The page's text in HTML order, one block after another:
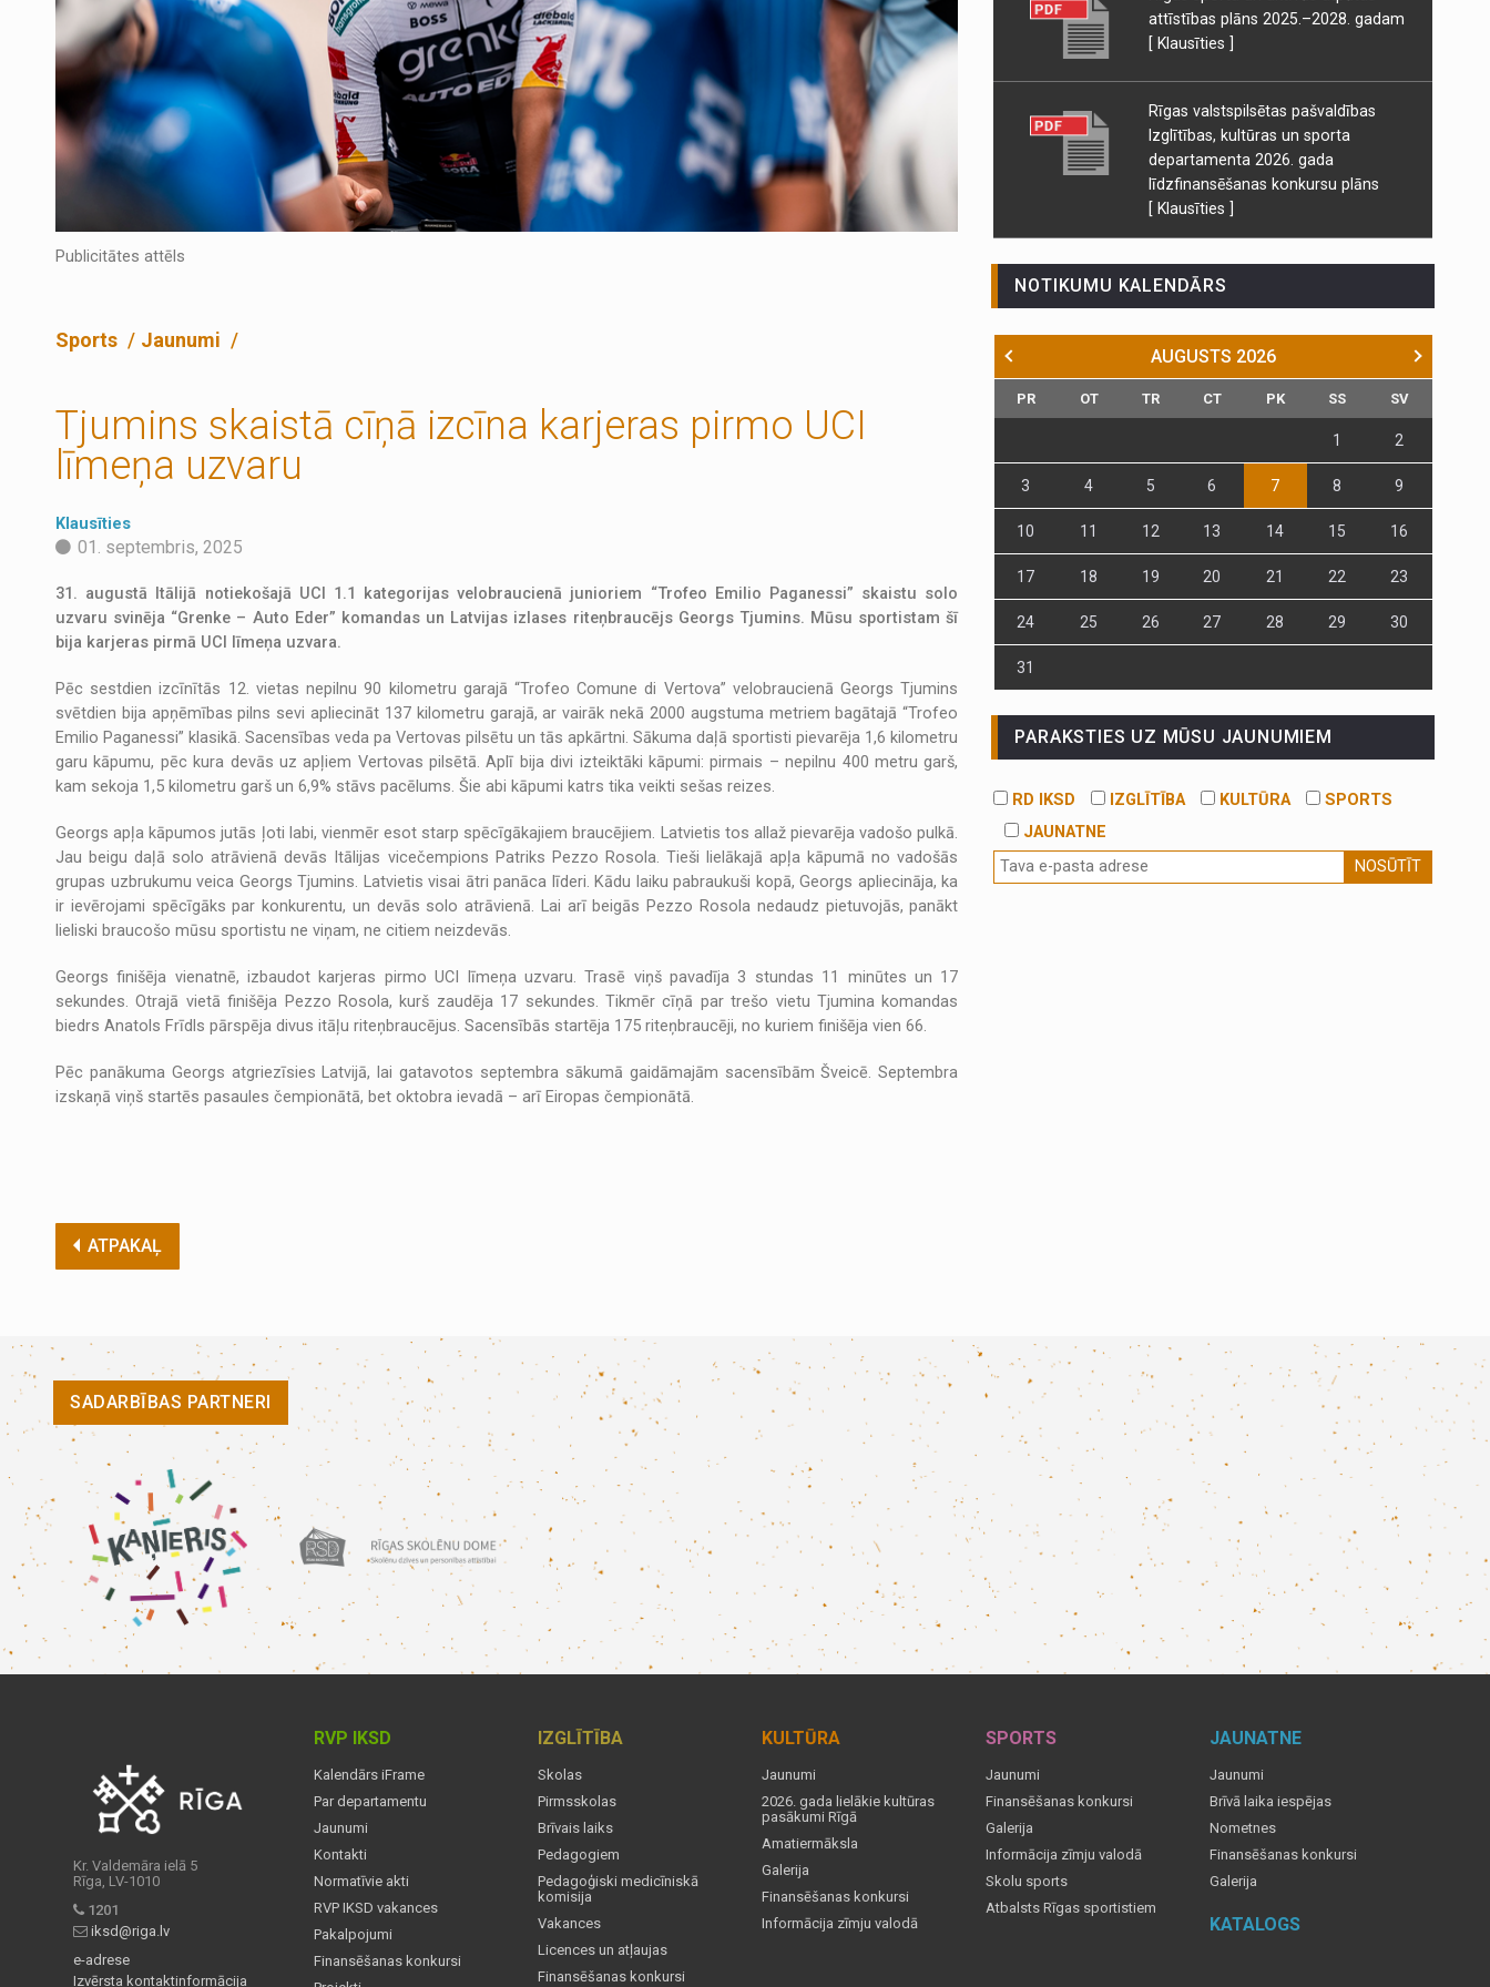
Publicitātes attēls
Sports Jaunumi
Tjumins skaistā cīņā izcīna karjeras pirmo UCI
līmeņa uzvaru
Klausīties
01. septembris, 2025
31. augustā Itālijā notiekošajā UCI 1.1 kategorijas velobraucienā junioriem “Trofeo Emilio Paganessi” skaistu solo
uzvaru svinēja “Grenke – Auto Eder” komandas un Latvijas izlases riteņbraucējs Georgs Tjumins. Mūsu sportistam šī
bija karjeras pirmā UCI līmeņa uzvara.
Pēc sestdien izcīnītās 12. vietas nepilnu 90 kilometru garajā “Trofeo Comune di Vertova” velobraucienā Georgs Tjumins
svētdien bija apņēmības pilns sevi apliecināt 137 kilometru garajā, ar vairāk nekā 2000 augstuma metriem bagātajā “Trofeo
Emilio Paganessi” klasikā. Sacensības veda pa Vertovas pilsētu un tās apkārtni. Sākuma daļā sportisti pievarēja 1,6 kilometru
garu kāpumu, pēc kura devās uz apļiem Vertovas pilsētā. Aplī bija divi izteiktāki kāpumi: pirmais – nepilnu 400 metru garš,
kam sekoja 1,5 kilometru garš un 6,9% stāvs pacēlums. Šie abi kāpumi katrs tika veikti sešas reizes.
Georgs apļa kāpumos jutās ļoti labi, vienmēr esot starp spēcīgākajiem braucējiem. Latvietis tos allaž pievarēja vadošo pulkā.
Jau beigu daļā solo atrāvienā devās Itālijas vicečempions Patriks Pezzo Rosola. Tieši lielākajā apļa kāpumā no vadošās
grupas uzbrukumu veica Georgs Tjumins. Latvietis visai ātri panāca līderi. Kādu laiku pabraukuši kopā, Georgs apliecināja, ka
ir ievērojami spēcīgāks par konkurentu, un devās solo atrāvienā. Lai arī beigās Pezzo Rosola nedaudz pietuvojās, panākt
lieliski braucošo mūsu sportistu ne viņam, ne citiem neizdevās.
Georgs finišēja vienatnē, izbaudot karjeras pirmo UCI līmeņa uzvaru. Trasē viņš pavadīja 3 stundas 11 minūtes un 17
sekundes. Otrajā vietā finišēja Pezzo Rosola, kurš zaudēja 17 sekundes. Tikmēr cīņā par trešo vietu Tjumina komandas
biedrs Anatols Frīdls pārspēja divus itāļu riteņbraucējus. Sacensībās startēja 175 riteņbraucēji, no kuriem finišēja vien 66.
Pēc panākuma Georgs atgriezīsies Latvijā, lai gatavotos septembra sākumā gaidāmajām sacensībām Šveicē. Septembra
izskaņā viņš startēs pasaules čempionātā, bet oktobra ievadā – arī Eiropas čempionātā.
ATPAKAĻ
attīstības plāns 2025.–2028. gadam
[ Klausīties ]
Rīgas valstspilsētas pašvaldības
Izglītības, kultūras un sporta
departamenta 2026. gada
līdzfinansēšanas konkursu plāns
[ Klausīties ]
NOTIKUMU KALENDĀRS
AUGUSTS 2026
PR OT TR CT PK SS SV
1 2
3 4 5 6 7 8 9
10 11 12 13 14 15 16
17 18 19 20 21 22 23
24 25 26 27 28 29 30
31
PARAKSTIES UZ MŪSU JAUNUMIEM
RD IKSD IZGLĪTĪBA KULTŪRA
SPORTS
JAUNATNE
NOSŪTĪT
SADARBĪBAS PARTNERI
Kr. Valdemāra ielā 5
Rīga, LV-1010
1201
iksd@riga.lv
e-adrese
Izvērsta kontaktinformācija
RVP IKSD
Kalendārs iFrame
Par departamentu
Jaunumi
Kontakti
Normatīvie akti
RVP IKSD vakances
Pakalpojumi
Finansēšanas konkursi
IZGLĪTĪBA
Skolas
Pirmsskolas
Brīvais laiks
Pedagogiem
Pedagoģiski medicīniskā
komisija
Vakances
Licences un atļaujas
Finansēšanas konkursi
KULTŪRA
Jaunumi
2026. gada lielākie kultūras
pasākumi Rīgā
Amatiermāksla
Galerija
Finansēšanas konkursi
Informācija zīmju valodā
SPORTS
Jaunumi
Finansēšanas konkursi
Galerija
Informācija zīmju valodā
Skolu sports
Atbalsts Rīgas sportistiem
JAUNATNE
Jaunumi
Brīvā laika iespējas
Nometnes
Finansēšanas konkursi
Galerija
KATALOGS